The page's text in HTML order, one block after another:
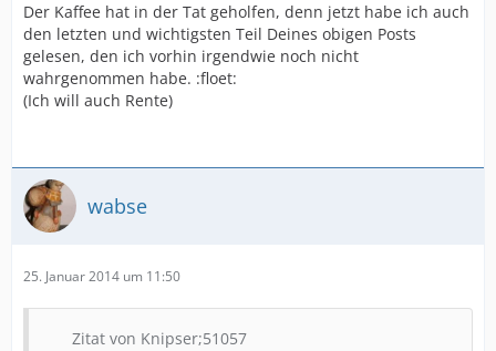
Der Kaffee hat in der Tat geholfen, denn jetzt habe ich auch
den letzten und wichtigsten Teil Deines obigen Posts
gelesen, den ich vorhin irgendwie noch nicht
wahrgenommen habe. :floet:
(Ich will auch Rente)
wabse
25. Januar 2014 um 11:50
Zitat von Knipser;51057